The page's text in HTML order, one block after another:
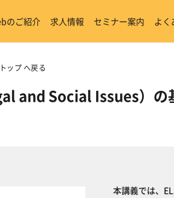
のご紹介 求人情報 セミナー案内 よく
ップ へ戻る
and Social Issues）の
本講義では、